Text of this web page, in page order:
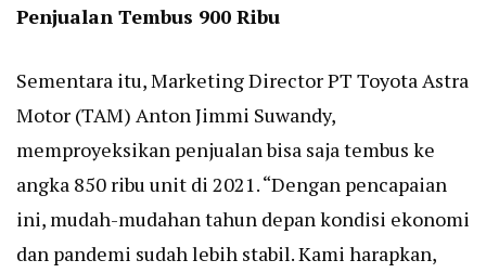
Penjualan Tembus 900 Ribu
Sementara itu, Marketing Director PT Toyota Astra
Motor (TAM) Anton Jimmi Suwandy,
memproyeksikan penjualan bisa saja tembus ke
angka 850 ribu unit di 2021. “Dengan pencapaian
ini, mudah-mudahan tahun depan kondisi ekonomi
dan pandemi sudah lebih stabil. Kami harapkan,